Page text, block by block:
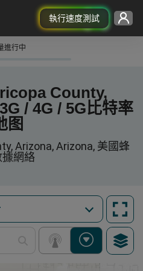
執行速度測試
進行中
County,
/ 4G / 5G比特率
图
Arizona, Arizona, 美國蜂
據網絡